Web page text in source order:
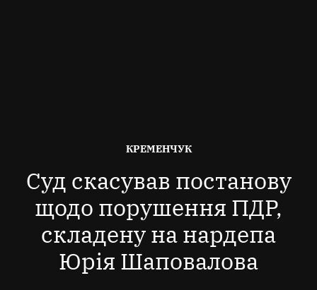
ОПУБЛІКОВАНО
КРЕМЕНЧУК
Суд скасував постанову
щодо порушення ПДР,
складену на нардепа
Юрія Шаповалова